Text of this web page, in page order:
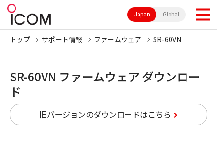
Japan Global
トップ サポート情報 ファームウェア SR-60VN
SR-60VN ファームウェア ダウンロー
ド
旧バージョンのダウンロードはこちら